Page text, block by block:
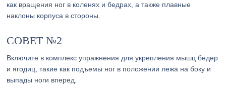
как вращения ног в коленях и бедрах, а также плавные
наклоны корпуса в стороны.
СОВЕТ №2
Включите в комплекс упражнения для укрепления мышц бедер
и ягодиц, такие как подъемы ног в положении лежа на боку и
выпады ноги вперед.